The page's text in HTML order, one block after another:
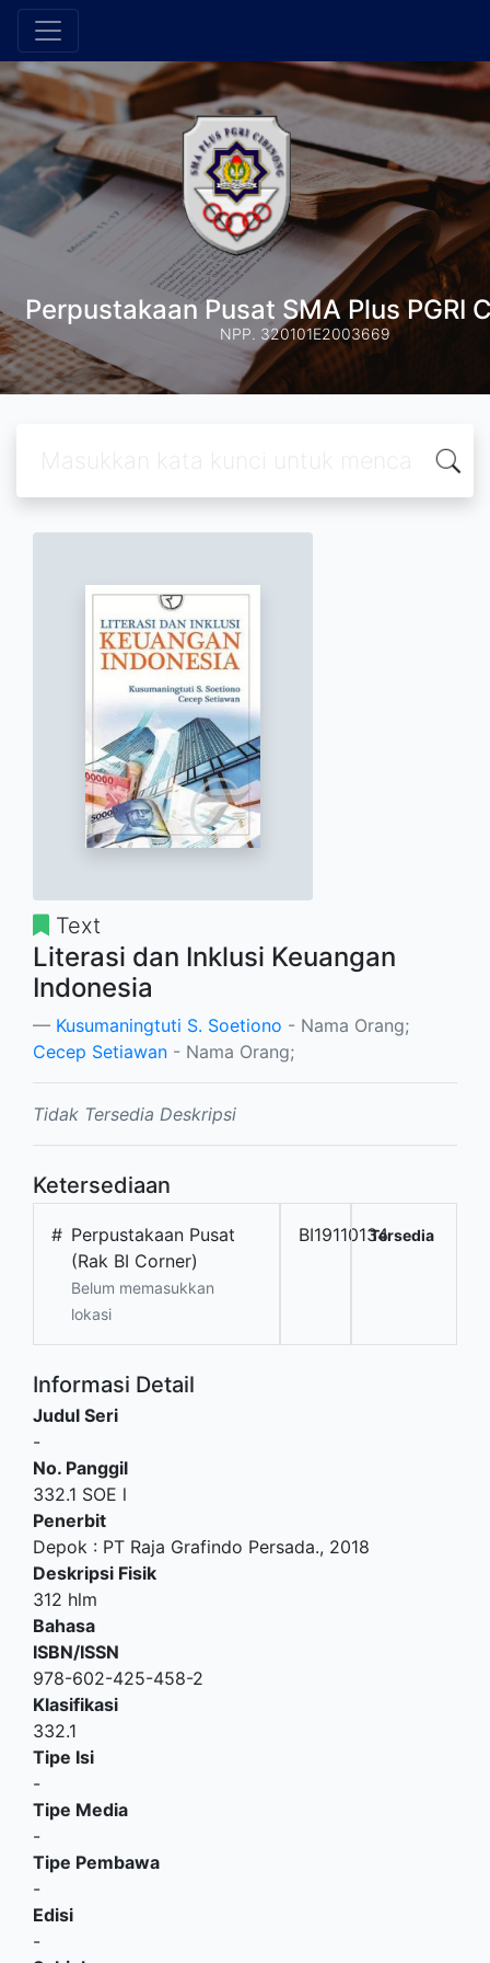
Perpustakaan Pusat SMA Plus PGRI
NPP. 320101E2003669
Text
Literasi dan Inklusi Keuangan
Indonesia
Kusumaningtuti S. Soetiono - Nama Orang;
Cecep Setiawan - Nama Orang;
Tidak Tersedia Deskripsi
Ketersediaan
# Perpustakaan Pusat
(Rak BI Corner)
Belum memasukkan
lokasi
BI19110134Tersedia
Informasi Detail
Judul Seri
-
No. Panggil
332.1 SOE l
Penerbit
Depok : PT Raja Grafindo Persada., 2018
Deskripsi Fisik
312 hlm
Bahasa
ISBN/ISSN
978-602-425-458-2
Klasifikasi
332.1
Tipe Isi
-
Tipe Media
-
Tipe Pembawa
-
Edisi
-